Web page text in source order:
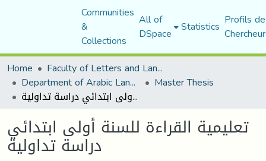
Communities
&
Collections
All of
DSpace Statistics Profils
Home
Faculty of Letters and Languages
Department of Arabic Language and Literature Master Thesis
تعليمية القراءة للسنة أولى ابتدائي دراسة تداولية
تعليمية القراءة للسنة أولى ابتدائي
دراسة تداولية